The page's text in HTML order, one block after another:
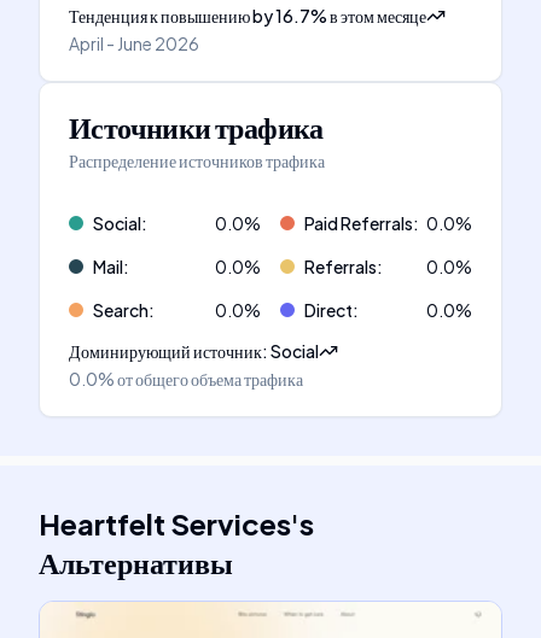
Тенденция к повышениюby16.7%в этом месяце
April - June 2026
Источники трафика
Распределение источников трафика
Social: 0.0% Paid Referrals: 0.0%
Mail: 0.0% Referrals: 0.0%
Search: 0.0% Direct: 0.0%
Доминирующий источник:Social
0.0%от общего объема трафика
Heartfelt Services's
Альтернативы